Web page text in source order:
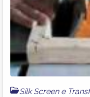
Silk Screen e